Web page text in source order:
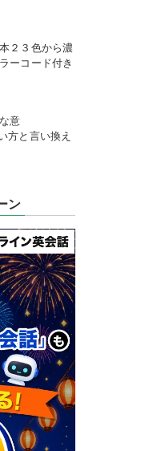
２３色から濃
ーコード付き
意
方と言い換え
ン